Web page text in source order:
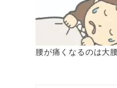
腰が痛くなるのは大